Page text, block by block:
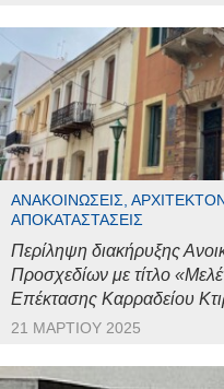
ΑΝΑΚΟΙΝΏΣΕΙΣ,
ΑΠΟΚΑΤΑΣΤΆΣΕΙΣ
Περίληψη διακήρυξης
Προσχεδίων με τίτλο
Επέκτασης Καρραδείου
21 ΜΑΡΤΊΟΥ 2025